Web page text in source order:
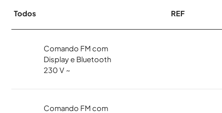
Todos REF
Comando FM com
Display e Bluetooth
230 V ~
Comando FM com